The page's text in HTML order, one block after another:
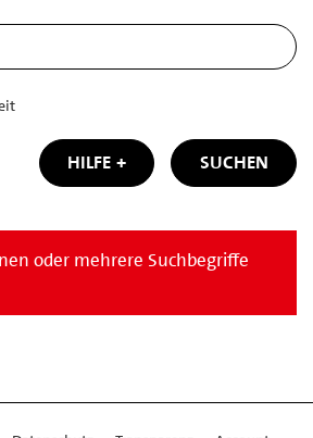
HILFE SUCHEN
oder mehrere Suchbegriffe